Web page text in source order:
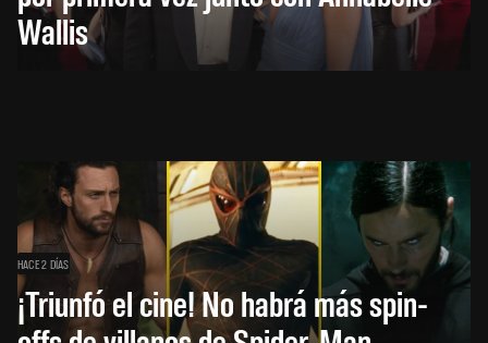
Wallis
HACE 2 DÍAS
¡Triunfó el cine! No habrá más spin-